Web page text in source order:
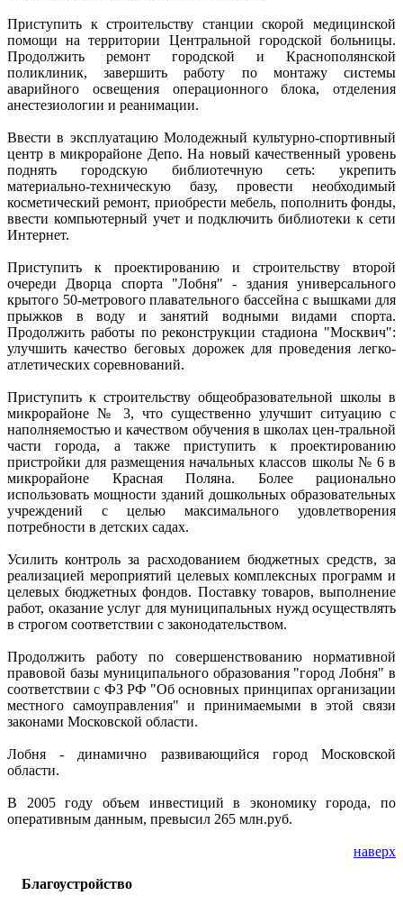
Приступить к строительству станции скорой медицинской
помощи на территории Центральной городской больницы.
Продолжить ремонт городской и Краснополянской
поликлиник, завершить работу по монтажу системы
аварийного освещения операционного блока, отделения
анестезиологии и реанимации.
Ввести в эксплуатацию Молодежный культурно-спортивный
центр в микрорайоне Депо. На новый качественный уровень
поднять городскую библиотечную сеть: укрепить
материально-техническую базу, провести необходимый
косметический ремонт, приобрести мебель, пополнить фонды,
ввести компьютерный учет и подключить библиотеки к сети
Интернет.
Приступить к проектированию и строительству второй
очереди Дворца спорта "Лобня" - здания универсального
крытого 50-метрового плавательного бассейна с вышками для
прыжков в воду и занятий водными видами спорта.
Продолжить работы по реконструкции стадиона "Москвич":
улучшить качество беговых дорожек для проведения легко-
атлетических соревнований.
Приступить к строительству общеобразовательной школы в
микрорайоне № 3, что существенно улучшит ситуацию с
наполняемостью и качеством обучения в школах цен-тральной
части города, а также приступить к проектированию
пристройки для размещения начальных классов школы № 6 в
микрорайоне Красная Поляна. Более рационально
использовать мощности зданий дошкольных образовательных
учреждений с целью максимального удовлетворения
потребности в детских садах.
Усилить контроль за расходованием бюджетных средств, за
реализацией мероприятий целевых комплексных программ и
целевых бюджетных фондов. Поставку товаров, выполнение
работ, оказание услуг для муниципальных нужд осуществлять
в строгом соответствии с законодательством.
Продолжить работу по совершенствованию нормативной
правовой базы муниципального образования "город Лобня" в
соответствии с ФЗ РФ "Об основных принципах организации
местного самоуправления" и принимаемыми в этой связи
законами Московской области.
Лобня - динамично развивающийся город Московской
области.
В 2005 году объем инвестиций в экономику города, по
оперативным данным, превысил 265 млн.руб.
наверх
Благоустройство